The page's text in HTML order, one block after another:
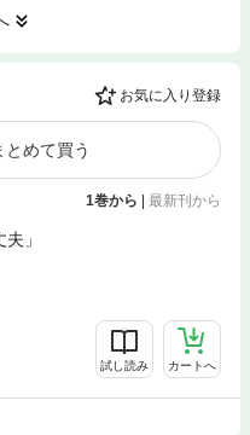
お気に入り登録
めて買う
1巻から | 最新刊から
」
試し読み カートへ